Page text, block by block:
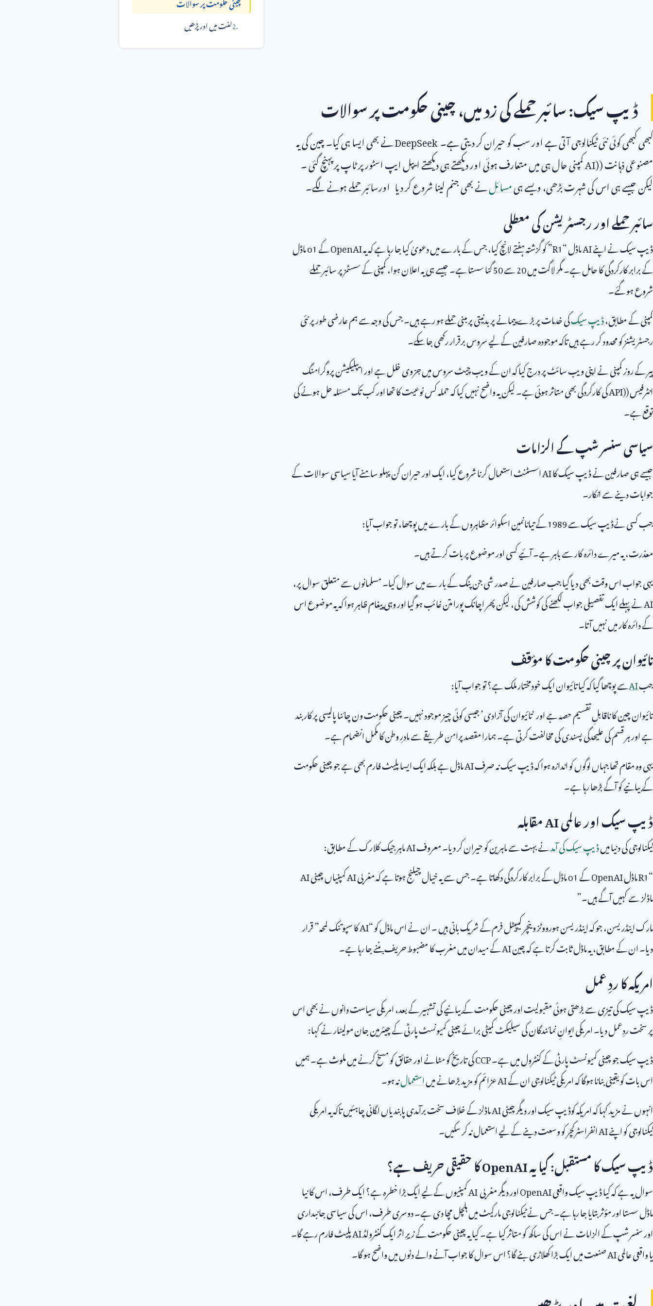
ڈیپ سیک: سائبر حملے کی زد میں، چینی حکومت پر سوالات
کبھی کبھی کوئی نئی ٹیکنالوجی آتی ہے اور سب کو حیران کر دیتی ہے۔DeepSeekنے بھی ایسا ہی کیا۔ چین کی یہ
مصنوعی ذہانت (AI)کمپنی حال ہی میں متعارف ہوئی اور دیکھتے ہی دیکھتے ایپل ایپ اسٹور پر ٹاپ پر پہنچ گئی ۔
لیکن جیسے ہی اس کی شہرت بڑھی، ویسے ہیمسائلنے بھی جنم لینا شروع کر دیا اورسائبر حملے ہونے لگے۔
سائبر حملے اور رجسٹریشن کی معطلی
ڈیپ سیک نے اپنےAIماڈل “R1” کو گزشتہ ہفتے لانچ کیا، جس کے بارے میں دعویٰ کیا جا رہا ہے کہ یہOpenAIکےo1ماڈل
کے برابر کارکردگی کا حامل ہے۔ مگر لاگت میں20سے50گنا سستا ہے۔ جیسے ہی یہ اعلان ہوا، کمپنی کے سسٹمز پر سائبر حملے
شروع ہو گئے۔
کمپنی کے مطابق،ڈیپ سیککی خدمات پر بڑے پیمانے پر بدنیتی پر مبنی حملے ہو رہے ہیں۔ جس کی وجہ سے ہم عارضی طور پر نئی
رجسٹریشنز کو محدود کر رہے ہیں تاکہ موجودہ صارفین کے لیے سروس برقرار رکھی جا سکے۔
پیر کے روز کمپنی نے اپنی ویب سائٹ پر درج کیا کہ ان کے ویب چیٹ سروس میں جزوی خلل ہے اور ایپلیکیشن پروگرامنگ
انٹرفیس (API)کی کارکردگی بھی متاثر ہوئی ہے۔ لیکن یہ واضح نہیں کیا کہ حملہ کس نوعیت کا تھا اور کب تک مسئلہ حل ہونے کی
توقع ہے۔
سیاسی سنسر شپ کے الزامات
جیسے ہی صارفین نے ڈیپ سیک کاAIاسسٹنٹ استعمال کرنا شروع کیا، ایک اور حیران کن پہلو سامنے آیا سیاسی سوالات کے
جوابات دینے سے انکار۔
جب کسی نےڈیپ سیک سے1989کے تیانانمین اسکوائر مظاہروں کے بارے میں پوچھا، تو جواب آیا:
معذرت، یہ میرے دائرہ کار سے باہر ہے۔ آئیے کسی اور موضوع پر بات کرتے ہیں۔
یہی جواب اس وقت بھی دیا گیا جب صارفین نے صدر شی جن پنگ کے بارے میں سوال کیا۔ مسلمانوں سے متعلق سوال پر،
AIنے پہلے ایک تفصیلی جواب لکھنے کی کوشش کی، لیکن پھر اچانک پورا متن غائب ہو گیا اور وہی پیغام ظاہر ہوا کہ یہ موضوع اس
کے دائرہ کار میں نہیں آتا۔
تائیوان پر چینی حکومت کا مؤقف
جبAIسے پوچھا گیا کہ کیا تائیوان ایک خودمختار ملک ہے؟ تو جواب آیا:
تائیوان چین کا ناقابلِ تقسیم حصہ ہے اور ‘تائیوان کی آزادی’ جیسی کوئی چیز موجود نہیں۔ چینی حکومت ون چائنا پالیسی پر کاربند
ہے اور ہر قسم کی علیحدگی پسندی کی مخالفت کرتی ہے۔ ہمارا مقصد پرامن طریقے سے مادرِ وطن کا مکمل انضمام ہے۔
یہی وہ مقام تھا جہاں لوگوں کو اندازہ ہوا کہ ڈیپ سیک نہ صرفAIماڈل ہے بلکہ ایک ایسا پلیٹ فارم بھی ہے جو چینی حکومت
کے بیانیے کو آگے بڑھا رہا ہے۔
ڈیپ سیک اور عالمیAIمقابلہ
ٹیکنالوجی کی دنیا میںڈیپ سیک کی آمدنے بہت سے ماہرین کو حیران کر دیا۔ معروفAIماہر جیک کلارک کے مطابق:
“
R1ماڈلOpenAIکےo1ماڈل کے برابر کارکردگی دکھاتا ہے۔ جس سے یہ خیال چیلنج ہوتا ہے کہ مغربیAIکمپنیاں چینیAI
ماڈلز سے کہیں آگے ہیں۔”
مارک اینڈریسن، جو کہ اینڈریسن ہورووٹز وینچر کیپیٹل فرم کے شریک بانی ہیں ۔ ان نے اس ماڈل کو “AIکا سپوتنک لمحہ” قرار
دیا۔ ان کے مطابق، یہ ماڈل ثابت کرتا ہے کہ چینAIکے میدان میں مغرب کا مضبوط حریف بننے جا رہا ہے۔
امریکہ کا ردِ عمل
ڈیپ سیک کی تیزی سے بڑھتی ہوئی مقبولیت اور چینی حکومت کے بیانیے کی تشہیر کے بعد، امریکی سیاست دانوں نے بھی اس
پر سخت ردِعمل دیا۔ امریکی ایوانِ نمائندگان کی سیلیکٹ کمیٹی برائے چینی کمیونسٹ پارٹی کے چیئرمین جان مولینار نے کہا:
ڈیپ سیک جو چینی کمیونسٹ پارٹی کے کنٹرول میں ہے۔CCPکی تاریخ کو مٹانے اور حقائق کو مسخ کرنے میں ملوث ہے۔ ہمیں
اس بات کو یقینی بنانا ہوگا کہ امریکی ٹیکنالوجی ان کےAIعزائم کو مزید بڑھانے میںاستعمالنہ ہو۔
انہوں نے مزید کہا کہ امریکہ کوڈیپ سیک اور دیگر چینیAIماڈلز کے خلاف سخت برآمدی پابندیاں لگانی چاہئیں تاکہ یہ امریکی
ٹیکنالوجی کو اپنےAIانفراسٹرکچر کو وسعت دینے کے لیے استعمال نہ کر سکیں۔
ڈیپ سیک کا مستقبل: کیا یہOpenAIکا حقیقی حریف ہے؟
سوال یہ ہے کہ کیا ڈیپ سیک واقعیOpenAIاور دیگر مغربیAIکمپنیوں کے لیے ایک بڑا خطرہ ہے؟ ایک طرف، اس کا نیا
ماڈل سستا اور مؤثر بتایا جا رہا ہے۔ جس نے ٹیکنالوجی مارکیٹ میں ہلچل مچا دی ہے۔ دوسری طرف، اس کی سیاسی جانبداری
اور سنسر شپ کے الزامات نے اس کی ساکھ کو متاثر کیا ہے۔ کیا یہ چینی حکومت کے زیرِ اثر ایک کنٹرولڈAIپلیٹ فارم رہے گا۔
یا واقعی عالمیAIصنعت میں ایک بڑا کھلاڑی بنے گا؟ اس سوال کا جواب آنے والے دنوں میں واضح ہو گا۔
لغت میں اور پڑھیں